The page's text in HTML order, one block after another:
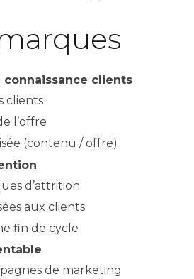
clients
clients
l’offre
(contenu / offre)
d’attrition
aux clients
fin de cycle
de marketing